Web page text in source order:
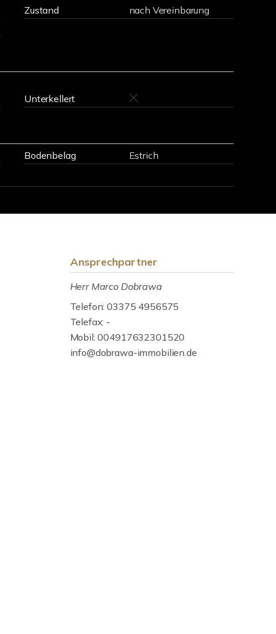
Zustand
nach Vereinbarung
Unterkellert
Bodenbelag
Estrich
Ansprechpartner
Herr Marco Dobrawa
Telefon: 03375 4956575
Telefax: -
Mobil: 004917632301520
info@dobrawa-immobilien.de